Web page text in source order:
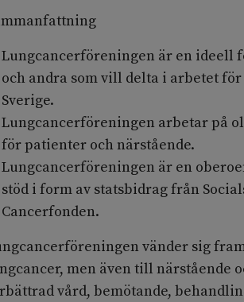
Lungcancerföreningen är en ideell
och andra som vill delta i arbetet
Sverige.
Lungcancerföreningen arbetar på
för patienter och närstående.
Lungcancerföreningen är en
stöd i form av statsbidrag från
Cancerfonden.
vänder sig
men även till närstående
vård, bemötande,